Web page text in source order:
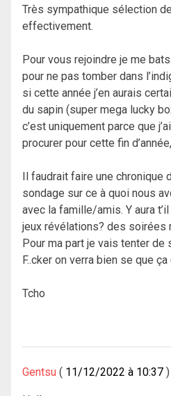
Très sympathique sélection
effectivement.
Pour vous rejoindre je me
pour ne pas tomber dans
si cette année j’en aurais
du sapin (super mega lucky
c’est uniquement parce que
procurer pour cette fin
Il faudrait faire une chronique
sondage sur ce à quoi nous
avec la famille/amis. Y aura
jeux révélations? des soirées
Pour ma part je vais tenter
F..cker on verra bien se que ça
Tcho
Gentsu 11/12/2022 à 10:37